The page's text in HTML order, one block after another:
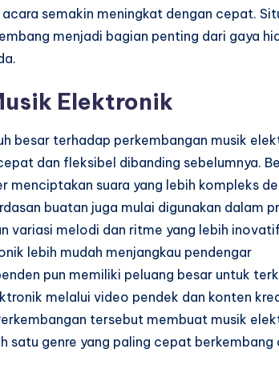
semakin meningkat dengan cepat.
menjadi bagian penting dari gaya
Elektronik
besar terhadap perkembangan musik
dan fleksibel dibanding sebelumnya.
menciptakan suara yang lebih kompleks
buatan juga mulai digunakan dalam
variasi melodi dan ritme yang lebih
lebih mudah menjangkau pendengar
pun memiliki peluang besar untuk
melalui video pendek dan konten
tersebut membuat musik
satu genre yang paling cepat berkembang